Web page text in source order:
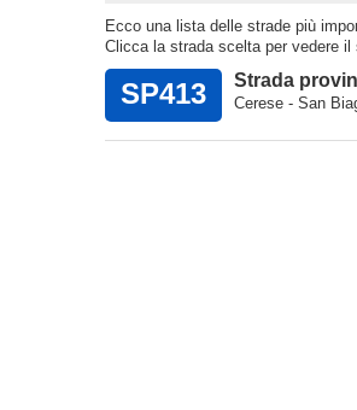
Ecco una lista delle strade più
Clicca la strada scelta per vedere il
SP413 Strada
Cerese - San